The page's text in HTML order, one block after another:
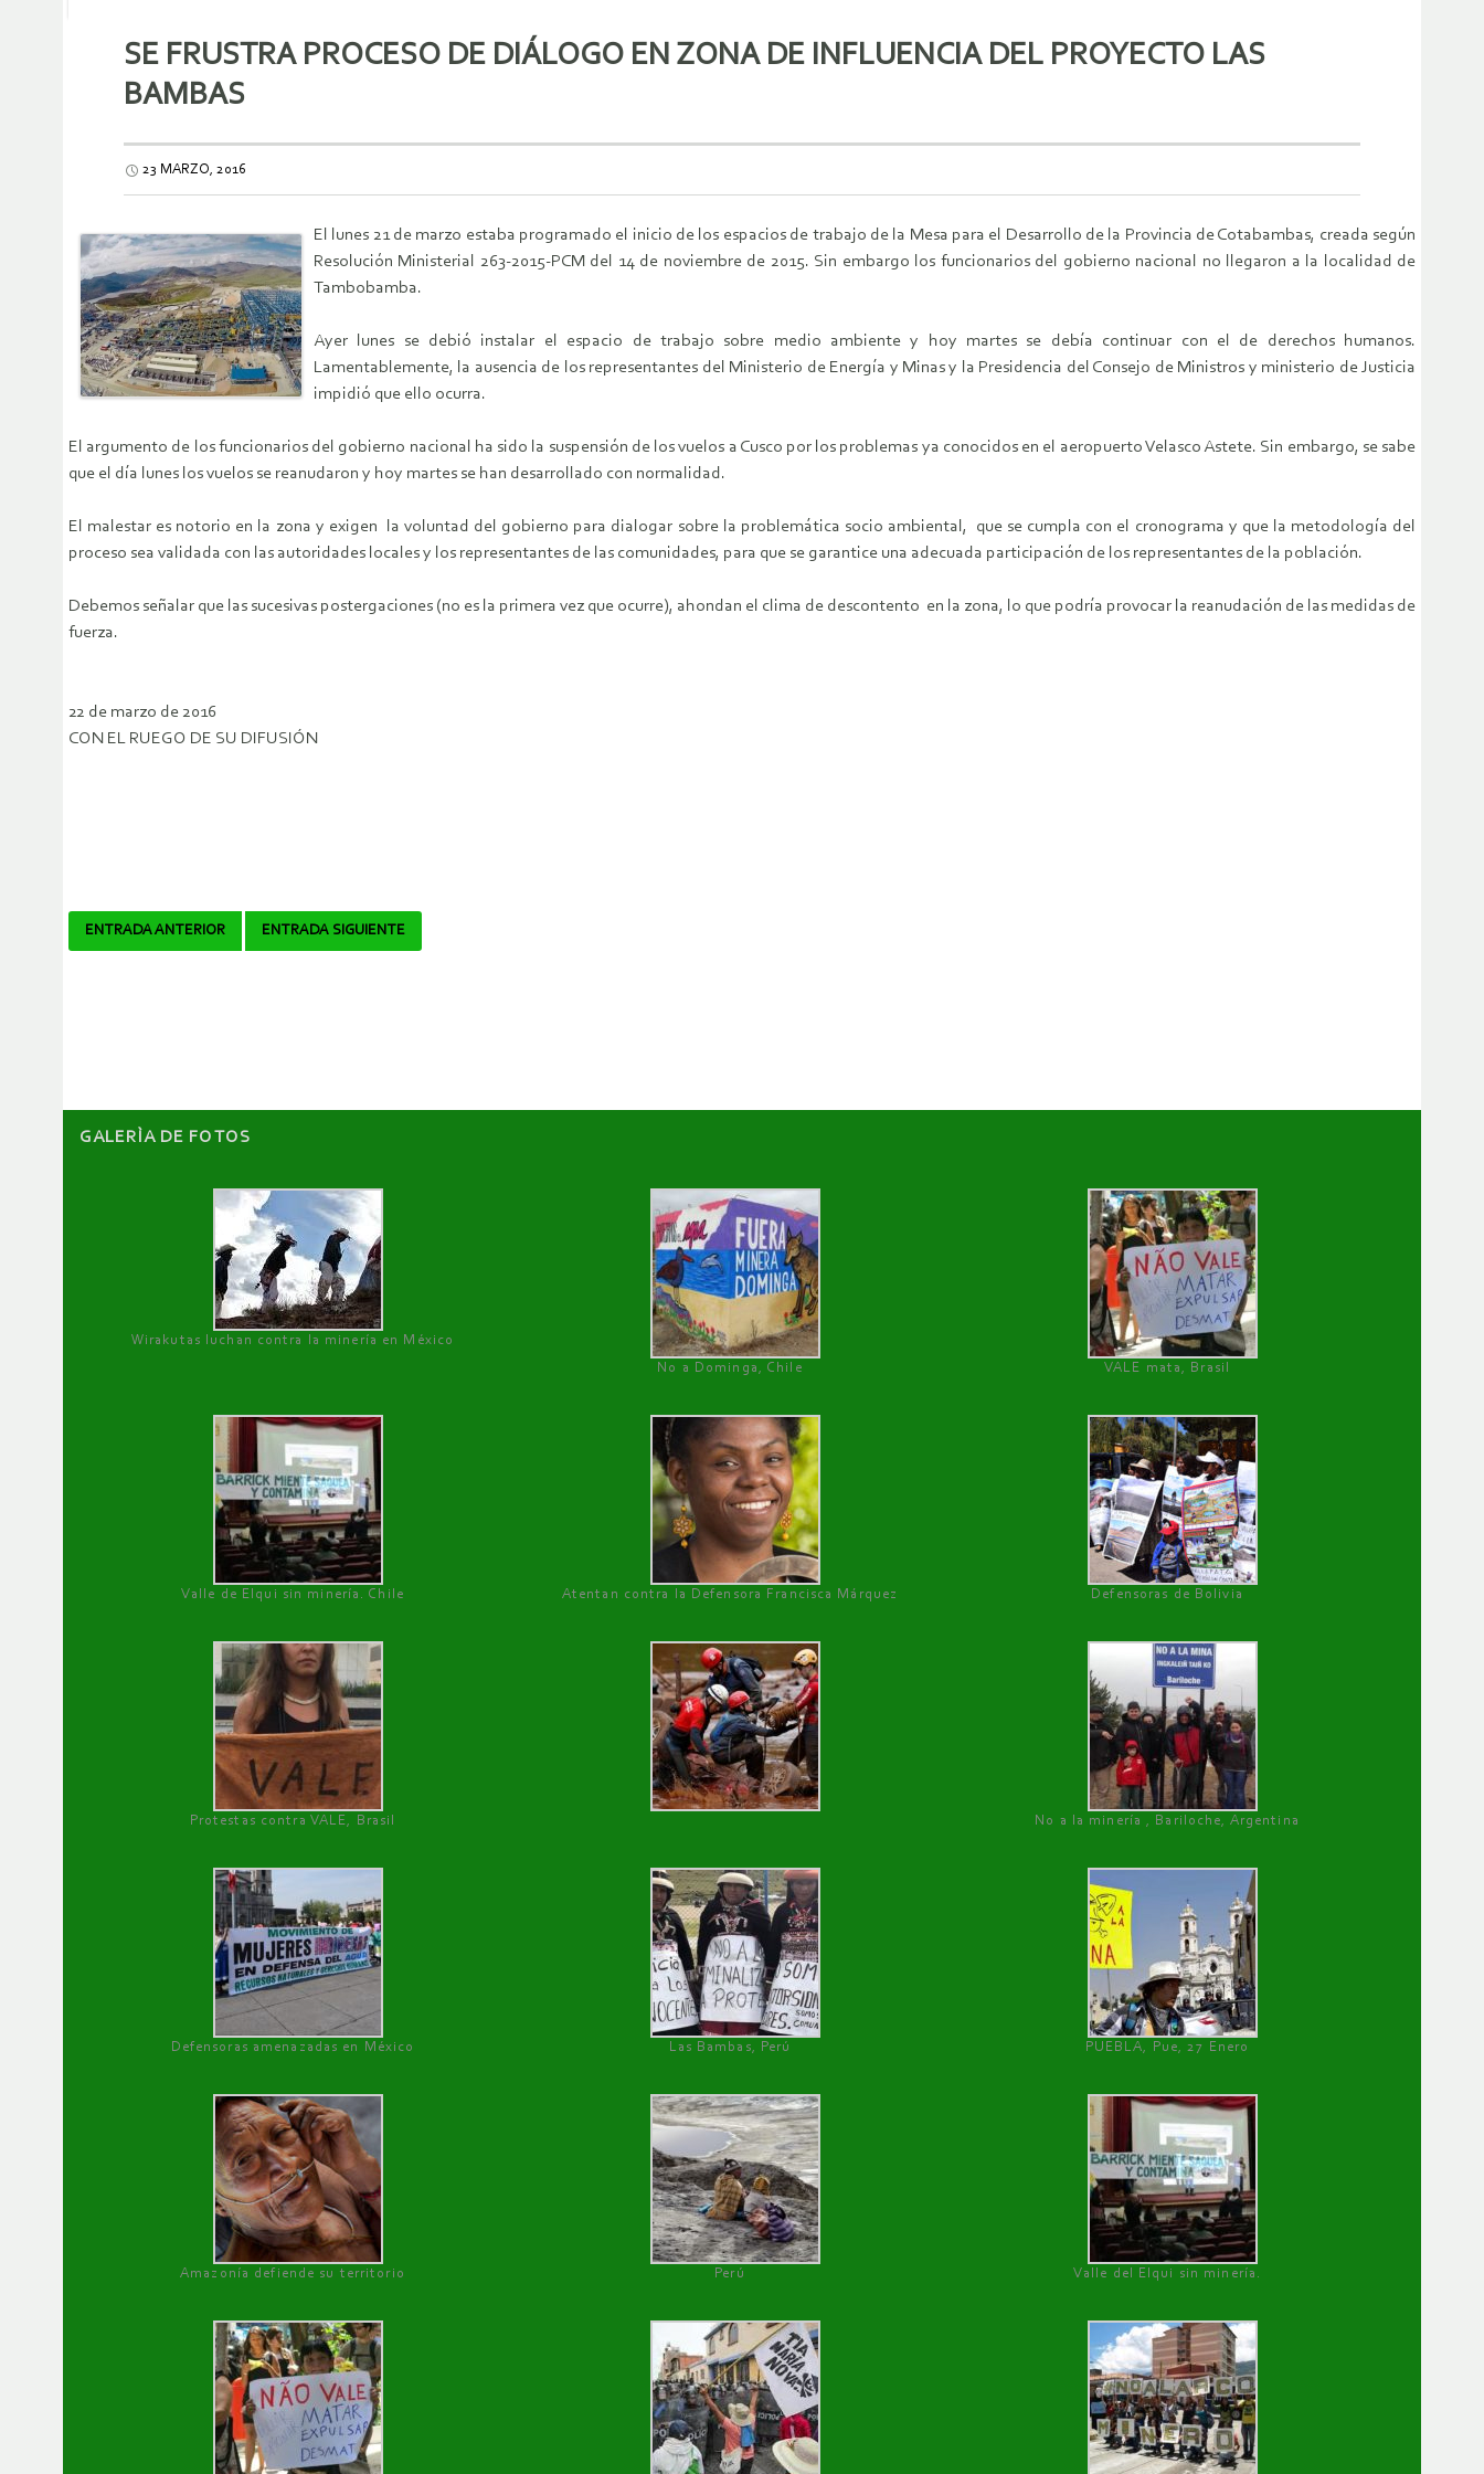
SE FRUSTRA PROCESO DE DIÁLOGO EN ZONA DE INFLUENCIA DEL PROYECTO LAS
BAMBAS
23 MARZO, 2016
El lunes 21 de marzo estaba programado el inicio de los espacios de trabajo de la Mesa para el Desarrollo de la Provincia de Cotabambas, creada según
Resolución Ministerial 263-2015-PCM del 14 de noviembre de 2015. Sin embargo los funcionarios del gobierno nacional no llegaron a la localidad de
Tambobamba.
Ayer lunes se debió instalar el espacio de trabajo sobre medio ambiente y hoy martes se debía continuar con el de derechos humanos.
Lamentablemente, la ausencia de los representantes del Ministerio de Energía y Minas y la Presidencia del Consejo de Ministros y ministerio de Justicia
impidió que ello ocurra.
El argumento de los funcionarios del gobierno nacional ha sido la suspensión de los vuelos a Cusco por los problemas ya conocidos en el aeropuerto Velasco Astete. Sin embargo, se sabe
que el día lunes los vuelos se reanudaron y hoy martes se han desarrollado con normalidad.
El malestar es notorio en la zona y exigen la voluntad del gobierno para dialogar sobre la problemática socio ambiental, que se cumpla con el cronograma y que la metodología del
proceso sea validada con las autoridades locales y los representantes de las comunidades, para que se garantice una adecuada participación de los representantes de la población.
Debemos señalar que las sucesivas postergaciones (no es la primera vez que ocurre), ahondan el clima de descontento en la zona, lo que podría provocar la reanudación de las medidas de
fuerza.
22 de marzo de 2016
CON EL RUEGO DE SU DIFUSIÓN
Navegador
ENTRADA ANTERIOR ENTRADA SIGUIENTE
GALERÌA DE FOTOS
Wirakutas luchan contra la minería en México
No a Dominga, Chile
VALE mata, Brasil
Valle de Elqui sin minería. Chile Atentan contra la Defensora Francisca Márquez Defensoras de Bolivia
Protestas contra VALE, Brasil No a la minería , Bariloche, Argentina
Defensoras amenazadas en México Las Bambas, Perú PUEBLA, Pue, 27 Enero
Amazonía defiende su territorio Perú Valle del Elqui sin minería.